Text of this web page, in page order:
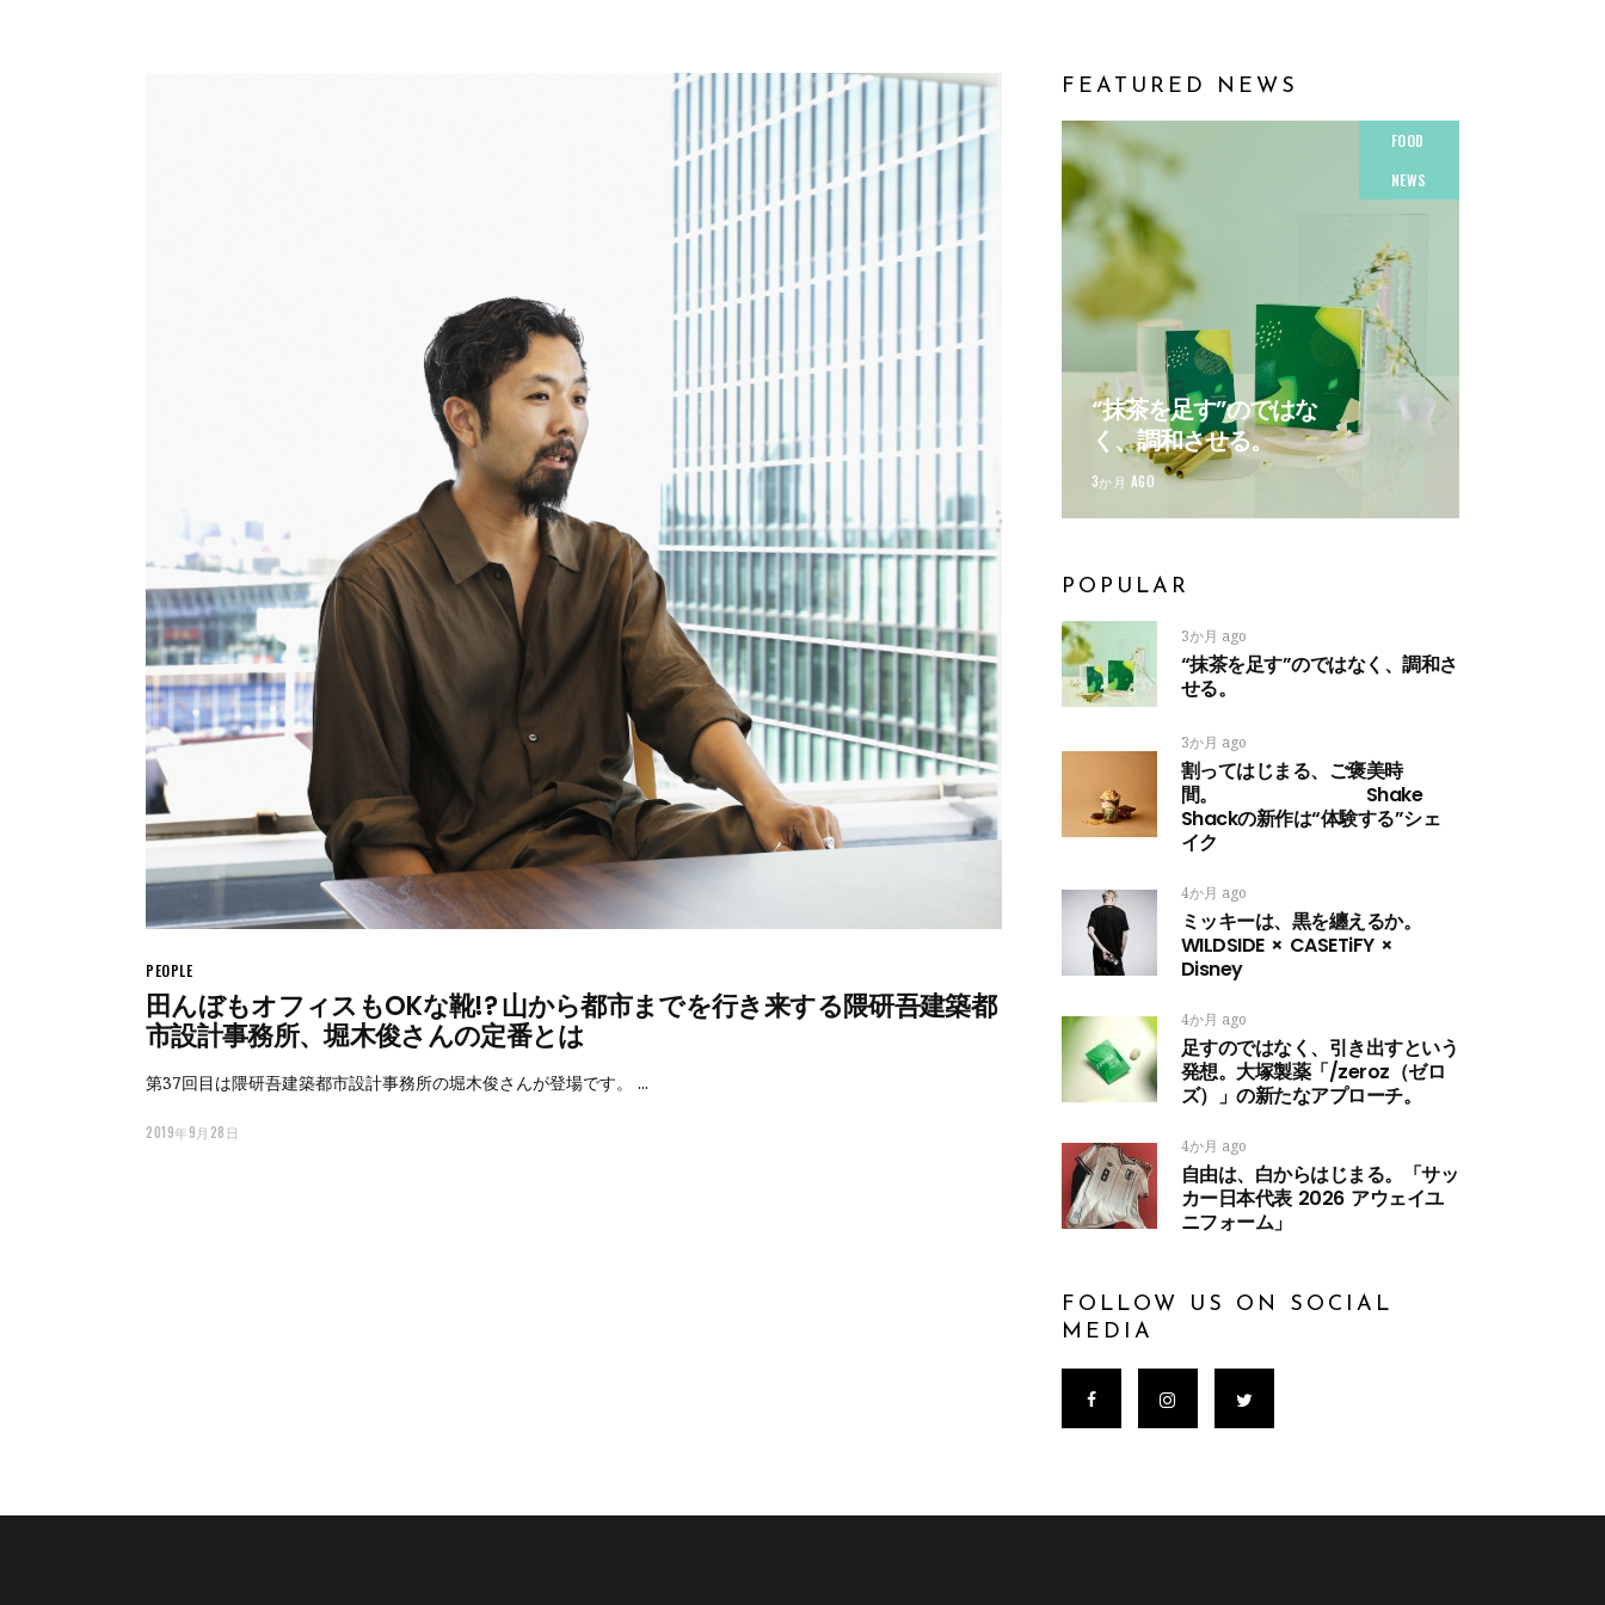
PEOPLE
田んぼもオフィスもOKな靴!? 山から都市までを行き来する隈研吾建築都
市設計事務所、堀木俊さんの定番とは
第37回目は隈研吾建築都市設計事務所の堀木俊さんが登場です。
2019年9月28日
FEATURED NEWS
FOOD
NEWS
“抹茶を足す”のではな
く、調和させる。
3か月 AGO
POPULAR
3か月 ago
“抹茶を足す”のではなく、調和さ
せる。
3か月 ago
割ってはじまる、ご褒美時
間。 Shake
Shackの新作は“体験する”シェ
イク
4か月 ago
ミッキーは、黒を纏えるか。
WILDSIDE × CASETiFY ×
Disney
4か月 ago
足すのではなく、引き出すという
発想。大塚製薬「/zeroz（ゼロ
ズ）」の新たなアプローチ。
4か月 ago
自由は、白からはじまる。「サッ
カー日本代表 2026 アウェイユ
ニフォーム」
FOLLOW US ON SOCIAL
MEDIA